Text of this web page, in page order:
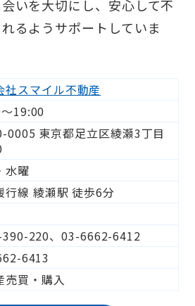
いを大切にし、安心して不
るようサポートしていま
社スマイル不動産
19:00
0005 東京都足立区綾瀬3丁目
水曜
行線 綾瀬駅 徒歩6分
220、03-6662-6412
6413
売買・購入